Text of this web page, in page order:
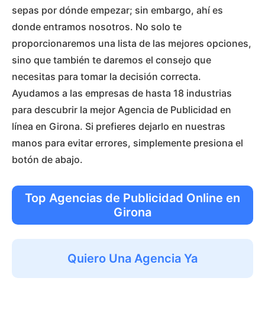
sepas por dónde empezar; sin embargo, ahí es
donde entramos nosotros. No solo te
proporcionaremos una lista de las mejores opciones,
sino que también te daremos el consejo que
necesitas para tomar la decisión correcta.
Ayudamos a las empresas de hasta 18 industrias
para descubrir la mejor Agencia de Publicidad en
línea en Girona. Si prefieres dejarlo en nuestras
manos para evitar errores, simplemente presiona el
botón de abajo.
Top Agencias de Publicidad Online en
Girona
Quiero Una Agencia Ya